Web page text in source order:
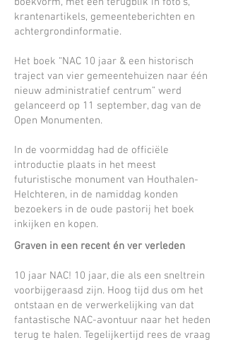
krantenartikels, gemeenteberichten en
achtergrondinformatie.
Het boek “NAC 10 jaar & een historisch
traject van vier gemeentehuizen naar één
nieuw administratief centrum” werd
gelanceerd op 11 september, dag van de
Open Monumenten.
In de voormiddag had de officiële
introductie plaats in het meest
futuristische monument van Houthalen-
Helchteren, in de namiddag konden
bezoekers in de oude pastorij het boek
inkijken en kopen.
Graven in een recent én ver verleden
10 jaar NAC! 10 jaar, die als een sneltrein
voorbijgeraasd zijn. Hoog tijd dus om het
ontstaan en de verwerkelijking van dat
fantastische NAC-avontuur naar het heden
terug te halen. Tegelijkertijd rees de vraag